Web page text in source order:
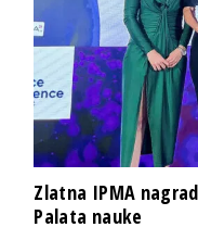
Zlatna IPMA
Palata nauke